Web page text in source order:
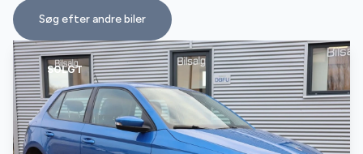
SOLGT
Søg efter andre biler